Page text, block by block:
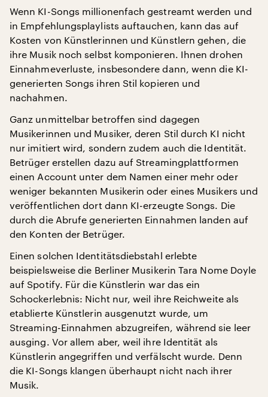
Wenn KI-Songs millionenfach gestreamt werden und
in Empfehlungsplaylists auftauchen, kann das auf
Kosten von Künstlerinnen und Künstlern gehen, die
ihre Musik noch selbst komponieren. Ihnen drohen
Einnahmeverluste, insbesondere dann, wenn die KI-
generierten Songs ihren Stil kopieren und
nachahmen.
Ganz unmittelbar betroffen sind dagegen
Musikerinnen und Musiker, deren Stil durch KI nicht
nur imitiert wird, sondern zudem auch die Identität.
Betrüger erstellen dazu auf Streamingplattformen
einen Account unter dem Namen einer mehr oder
weniger bekannten Musikerin oder eines Musikers und
veröffentlichen dort dann KI-erzeugte Songs. Die
durch die Abrufe generierten Einnahmen landen auf
den Konten der Betrüger.
Einen solchen Identitätsdiebstahl erlebte
beispielsweise die Berliner Musikerin Tara Nome Doyle
auf Spotify. Für die Künstlerin war das ein
Schockerlebnis: Nicht nur, weil ihre Reichweite als
etablierte Künstlerin ausgenutzt wurde, um
Streaming-Einnahmen abzugreifen, während sie leer
ausging. Vor allem aber, weil ihre Identität als
Künstlerin angegriffen und verfälscht wurde. Denn
die KI-Songs klangen überhaupt nicht nach ihrer
Musik.